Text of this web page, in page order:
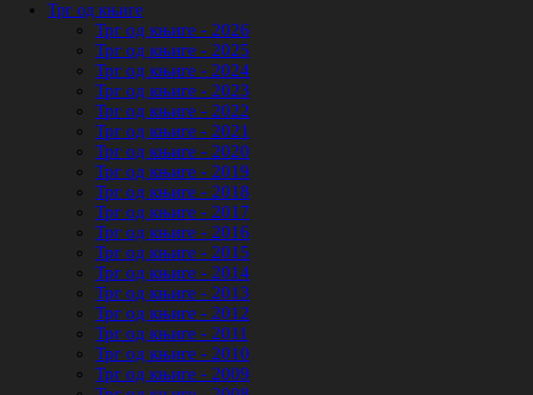
Трг од књиге
Трг од књиге - 2026
Трг од књиге - 2025
Трг од књиге - 2024
Трг од књиге - 2023
Трг од књиге - 2022
Трг од књиге - 2021
Трг од књиге - 2020
Трг од књиге - 2019
Трг од књиге - 2018
Трг од књиге - 2017
Трг од књиге - 2016
Трг од књиге - 2015
Трг од књиге - 2014
Трг од књиге - 2013
Трг од књиге - 2012
Трг од књиге - 2011
Трг од књиге - 2010
Трг од књиге - 2009